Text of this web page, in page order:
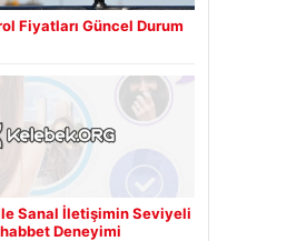
Fiyatları Güncel Durum
Sanal İletişimin Seviyeli
Deneyimi